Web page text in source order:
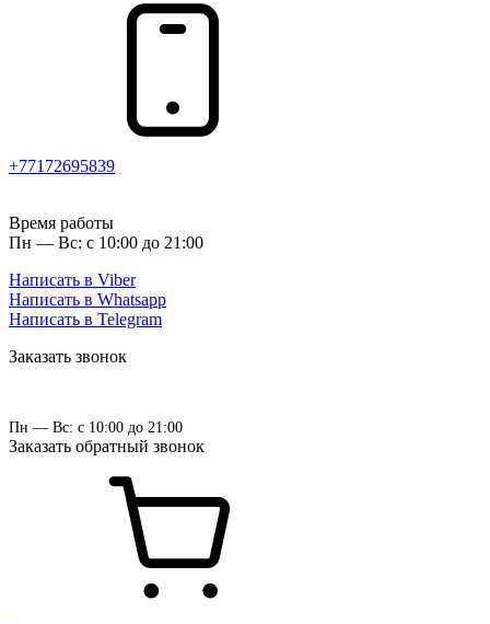
+77172695839
Время работы
Пн — Вс: с 10:00 до 21:00
Написать в Viber
Написать в Whatsapp
Написать в Telegram
Заказать звонок
Пн — Вс: с 10:00 до 21:00
Заказать обратный звонок